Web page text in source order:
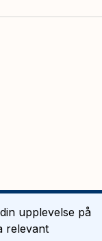
upplevelse på
relevant